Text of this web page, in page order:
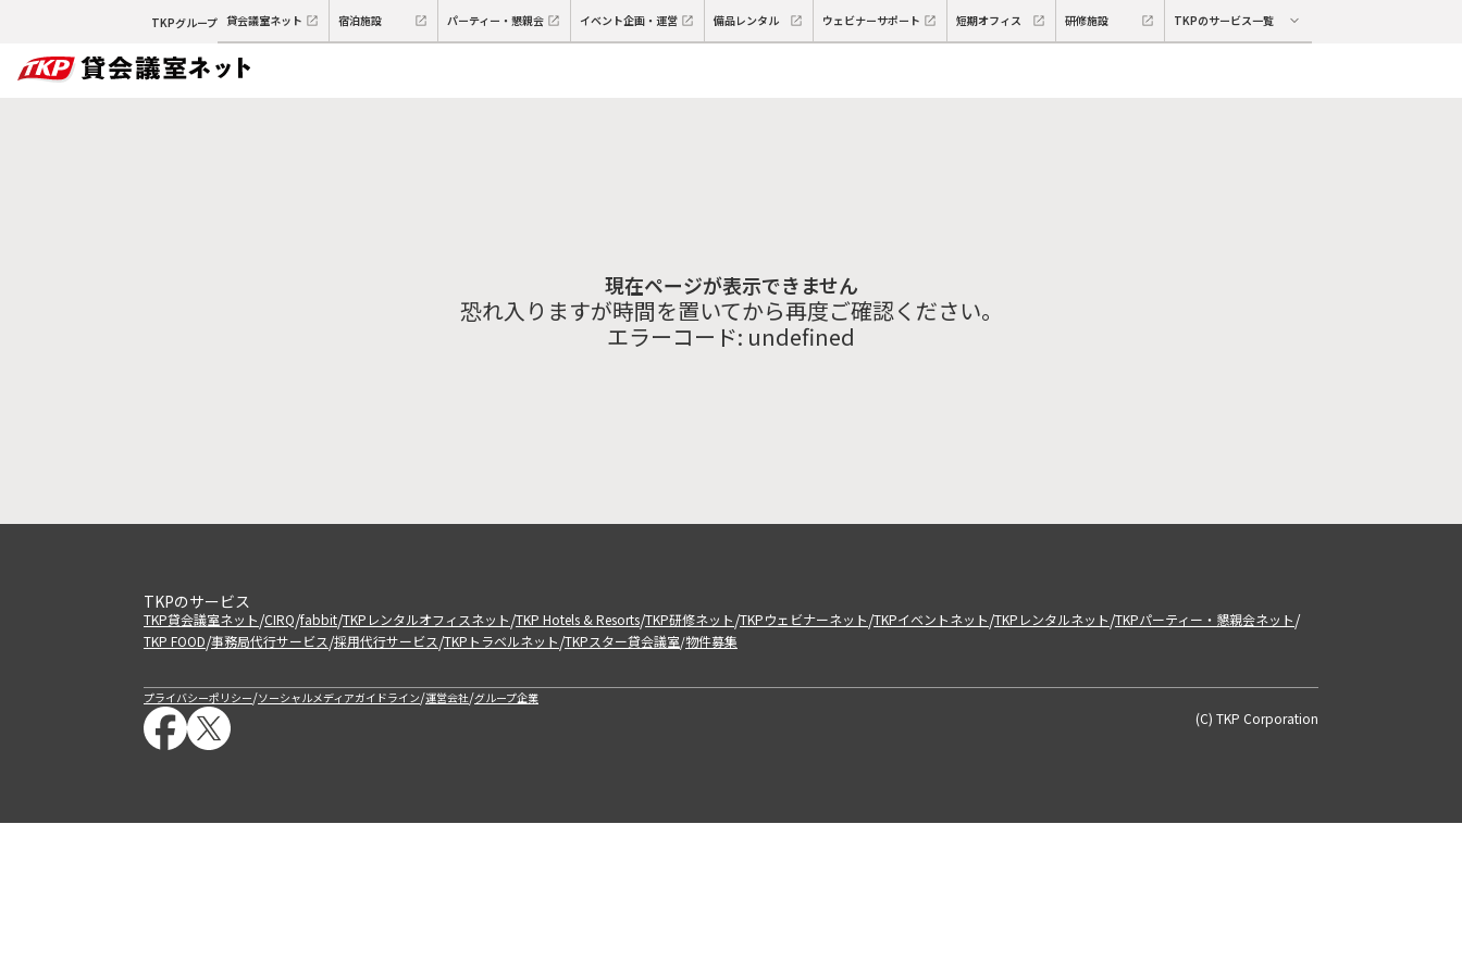
TKPグループ 貸会議室ネット 宿泊施設 パーティー・懇親会 イベント企画・運営 備品レンタル ウェビナーサポート 短期オフィス 研修施設 TKPのサービス一覧
現在ページが表示できません
恐れ入りますが時間を置いてから再度ご確認ください。
エラーコード: undefined
TKPのサービス
TKP貸会議室ネット/CIRQ/fabbit/TKPレンタルオフィスネット/TKP Hotels & Resorts/TKP研修ネット/TKPウェビナーネット/TKPイベントネット/TKPレンタルネット/TKPパーティー・懇親会ネット/
TKP FOOD/事務局代行サービス/採用代行サービス/TKPトラベルネット/TKPスター貸会議室/物件募集
プライバシーポリシー/ソーシャルメディアガイドライン/運営会社/グループ企業
(C) TKP Corporation